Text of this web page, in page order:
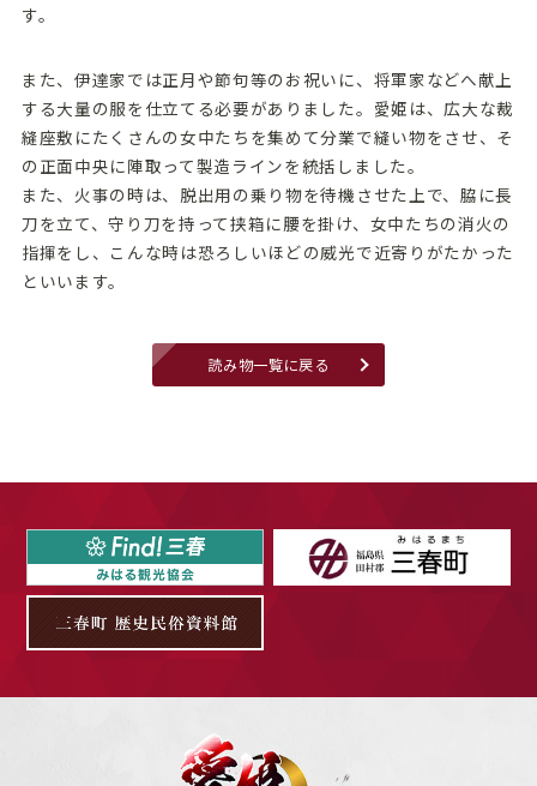
す。
また、伊達家では正月や節句等のお祝いに、将軍家などへ献上
する大量の服を仕立てる必要がありました。愛姫は、広大な裁
縫座敷にたくさんの女中たちを集めて分業で縫い物をさせ、そ
の正面中央に陣取って製造ラインを統括しました。
また、火事の時は、脱出用の乗り物を待機させた上で、脇に長
刀を立て、守り刀を持って挟箱に腰を掛け、女中たちの消火の
指揮をし、こんな時は恐ろしいほどの威光で近寄りがたかった
といいます。
読み物一覧に戻る